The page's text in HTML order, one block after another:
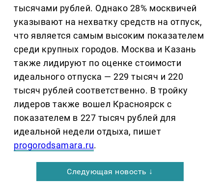
тысячами рублей. Однако 28% москвичей
указывают на нехватку средств на отпуск,
что является самым высоким показателем
среди крупных городов. Москва и Казань
также лидируют по оценке стоимости
идеального отпуска — 229 тысяч и 220
тысяч рублей соответственно. В тройку
лидеров также вошел Красноярск с
показателем в 227 тысяч рублей для
идеальной недели отдыха, пишет
progorodsamara.ru.
Следующая новость ↓